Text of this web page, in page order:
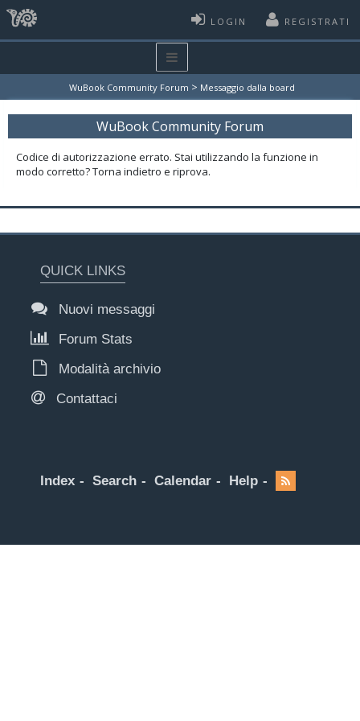
LOGIN REGISTRATI
WuBook Community Forum > Messaggio dalla board
WuBook Community Forum
Codice di autorizzazione errato. Stai utilizzando la funzione in
modo corretto? Torna indietro e riprova.
QUICK LINKS
Nuovi messaggi
Forum Stats
Modalità archivio
Contattaci
Index Search Calendar Help